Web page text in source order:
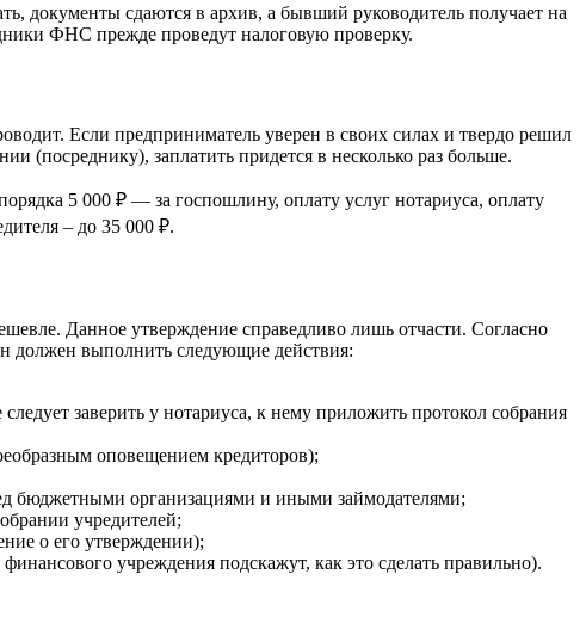
документы сдаются в архив, а бывший руководитель получает на
ФНС прежде проведут налоговую проверку.
Если предприниматель уверен в своих силах и твердо решил
(посреднику), заплатить придется в несколько раз больше.
5 000 ₽ — за госпошлину, оплату услуг нотариуса, оплату
– до 35 000 ₽.
Данное утверждение справедливо лишь отчасти. Согласно
должен выполнить следующие действия:
заверить у нотариуса, к нему приложить протокол собрания
оповещением кредиторов);
бюджетными организациями и иными займодателями;
учредителей;
о его утверждении);
учреждения подскажут, как это сделать правильно).